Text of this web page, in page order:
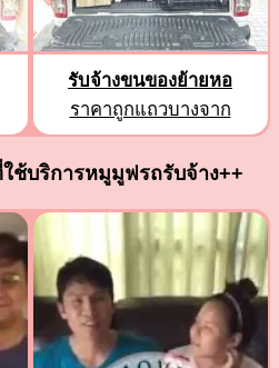
รับจ้างขนของย้ายหอ
ราคาถูกแถวบางจาก
ช้บริการหมูมูฟรถรับจ้าง++